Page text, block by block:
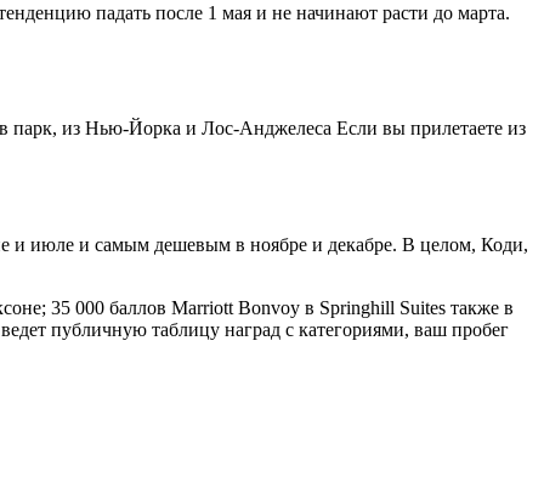
падать после 1 мая и не начинают расти до марта.
парк, из Нью-Йорка и Лос-Анджелеса Если вы прилетаете из
и июле и самым дешевым в ноябре и декабре. В целом, Коди,
35 000 баллов Marriott Bonvoy в Springhill Suites также в
публичную таблицу наград с категориями, ваш пробег